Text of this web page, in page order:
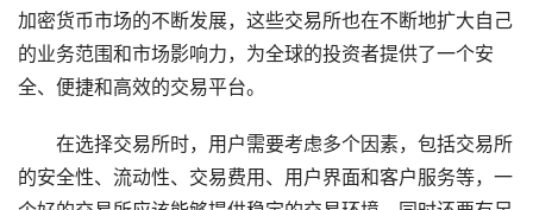
加密货币市场的不断发展，这些交易所也在不断地扩大自己
的业务范围和市场影响力，为全球的投资者提供了一个安
全、便捷和高效的交易平台。
在选择交易所时，用户需要考虑多个因素，包括交易所
的安全性、流动性、交易费用、用户界面和客户服务等，一